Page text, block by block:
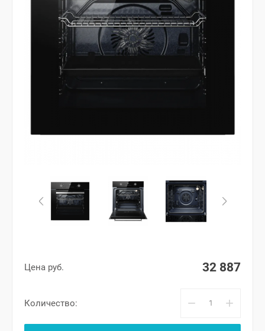
Цена руб. 32 887
Количество: − +